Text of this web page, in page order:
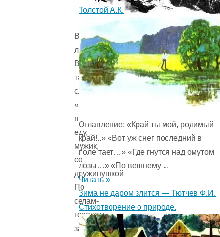
Взговорит
ли
Вольга
таковы
слова:
«А
я
еду,
мужик,
со
дружинушкой
По
селам-
городам
за
Толстой А.К.
Оглавление: «Край ты мой, родимый
край!..» «Вот уж снег последний в
поле тает…» «Где гнутся над омутом
лозы…» «По вешнему ...
Читать »
Зима не даром злится — Тютчев Ф.И.
Стихотворение о природе.